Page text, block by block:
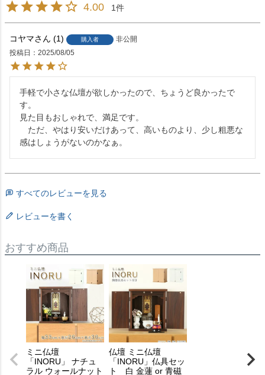
4.00 1
コヤマ 1 購入者
非公開
投稿日
2025/08/05
手軽で小さな仏壇が欲しかったので、ちょうど良かったで
す。
見た目もおしゃれで、満足です。
ただ、やはり安いだけあって、高いものより、少し粗悪な
感はしょうがないのかなぁ。
すべてのレビューを見る
レビューを書く
おすすめ商品
ミニ仏壇
「INORU」 ナチュ
ラル ウォールナット
仏壇 ミニ仏壇
「INORU」仏具セッ
ト 白 金蓮 or 青磁